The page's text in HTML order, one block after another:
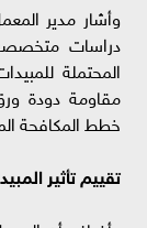
دراسات متخصصة
المحتملة
مقاومة دودة
خطط المكافحة
تقييم تأثير